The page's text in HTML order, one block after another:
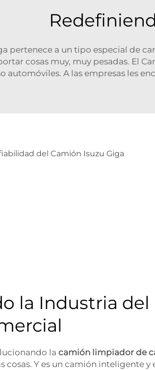
pertenece a un tipo especial de
cosas muy, muy pesadas. El
automóviles. A las empresas les
la Industria del
la camión limpiador de
cosas. Y es un camión inteligente y